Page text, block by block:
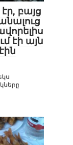
բայց
էի այն